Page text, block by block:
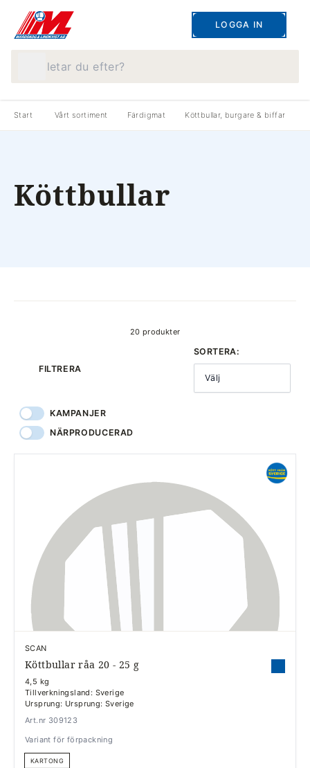
LOGGA IN
Start Vårt sortiment Färdigmat Köttbullar, burgare & biffar
Köttbullar
20 produkter
FILTRERA
SORTERA:
Välj
KAMPANJER
NÄRPRODUCERAD
SCAN
Köttbullar råa 20 - 25 g
4,5 kg
Tillverkningsland: Sverige
Ursprung: Ursprung: Sverige
Art.nr 309123
Variant för förpackning
KARTONG